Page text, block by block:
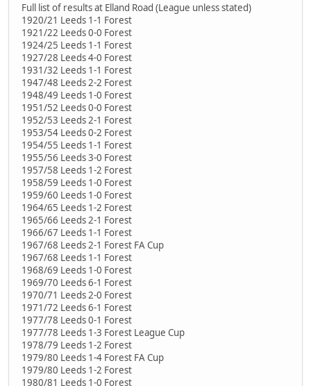
Full list of results at Elland Road (League unless stated)
1920/21 Leeds 1-1 Forest
1921/22 Leeds 0-0 Forest
1924/25 Leeds 1-1 Forest
1927/28 Leeds 4-0 Forest
1931/32 Leeds 1-1 Forest
1947/48 Leeds 2-2 Forest
1948/49 Leeds 1-0 Forest
1951/52 Leeds 0-0 Forest
1952/53 Leeds 2-1 Forest
1953/54 Leeds 0-2 Forest
1954/55 Leeds 1-1 Forest
1955/56 Leeds 3-0 Forest
1957/58 Leeds 1-2 Forest
1958/59 Leeds 1-0 Forest
1959/60 Leeds 1-0 Forest
1964/65 Leeds 1-2 Forest
1965/66 Leeds 2-1 Forest
1966/67 Leeds 1-1 Forest
1967/68 Leeds 2-1 Forest FA Cup
1967/68 Leeds 1-1 Forest
1968/69 Leeds 1-0 Forest
1969/70 Leeds 6-1 Forest
1970/71 Leeds 2-0 Forest
1971/72 Leeds 6-1 Forest
1977/78 Leeds 0-1 Forest
1977/78 Leeds 1-3 Forest League Cup
1978/79 Leeds 1-2 Forest
1979/80 Leeds 1-4 Forest FA Cup
1979/80 Leeds 1-2 Forest
1980/81 Leeds 1-0 Forest